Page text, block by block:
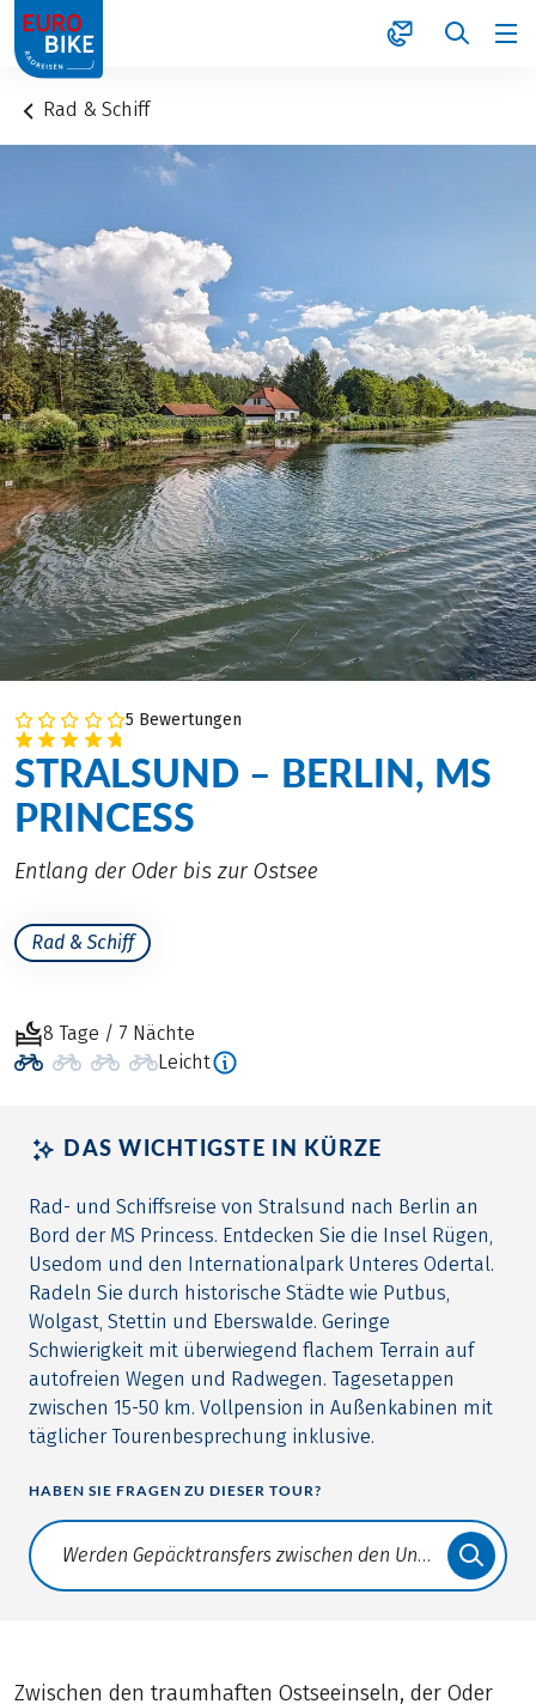
1
Rad & Schiff
5 Bewertungen
STRALSUND – BERLIN, MS
PRINCESS
Entlang der Oder bis zur Ostsee
Rad & Schiff
8 Tage / 7 Nächte
Leicht
DAS WICHTIGSTE IN KÜRZE
Rad- und Schiffsreise von Stralsund nach Berlin an
Bord der MS Princess. Entdecken Sie die Insel Rügen,
Usedom und den Internationalpark Unteres Odertal.
Radeln Sie durch historische Städte wie Putbus,
Wolgast, Stettin und Eberswalde. Geringe
Schwierigkeit mit überwiegend flachem Terrain auf
autofreien Wegen und Radwegen. Tagesetappen
zwischen 15-50 km. Vollpension in Außenkabinen mit
täglicher Tourenbesprechung inklusive.
HABEN SIE FRAGEN ZU DIESER TOUR?
Translate: a11y.faq.search
Zwischen den traumhaften Ostseeinseln, der Oder